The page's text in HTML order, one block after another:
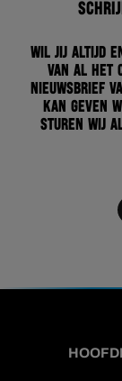
Wil jij altijd
van al het
nieuwsbrief
kan geven
sturen wij